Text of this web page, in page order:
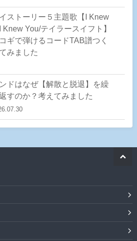
イストーリー５主題歌【I Knew
Knew You/テイラースイフト】
ギで弾けるコードTAB譜つく
みました
ドはなぜ【解散と脱退】を繰
すのか？考えてみました